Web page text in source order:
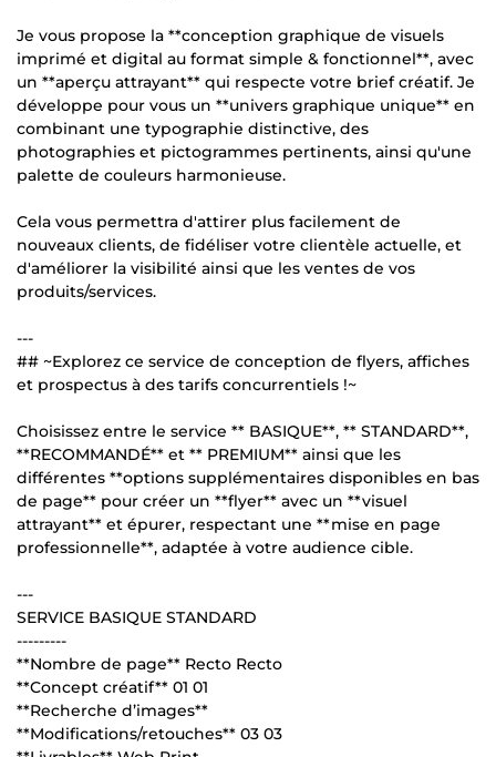
Je vous propose la **conception graphique de visuels
imprimé et digital au format simple & fonctionnel**, avec
un **aperçu attrayant** qui respecte votre brief créatif. Je
développe pour vous un **univers graphique unique** en
combinant une typographie distinctive, des
photographies et pictogrammes pertinents, ainsi qu'une
palette de couleurs harmonieuse.
Cela vous permettra d'attirer plus facilement de
nouveaux clients, de fidéliser votre clientèle actuelle, et
d'améliorer la visibilité ainsi que les ventes de vos
produits/services.
---
## ~Explorez ce service de conception de flyers, affiches
et prospectus à des tarifs concurrentiels !~
Choisissez entre le service ** BASIQUE**, ** STANDARD**,
**RECOMMANDÉ** et ** PREMIUM** ainsi que les
différentes **options supplémentaires disponibles en bas
de page** pour créer un **flyer** avec un **visuel
attrayant** et épurer, respectant une **mise en page
professionnelle**, adaptée à votre audience cible.
---
SERVICE BASIQUE STANDARD
---------
**Nombre de page** Recto Recto
**Concept créatif** 01 01
**Recherche d’images**
**Modifications/retouches** 03 03